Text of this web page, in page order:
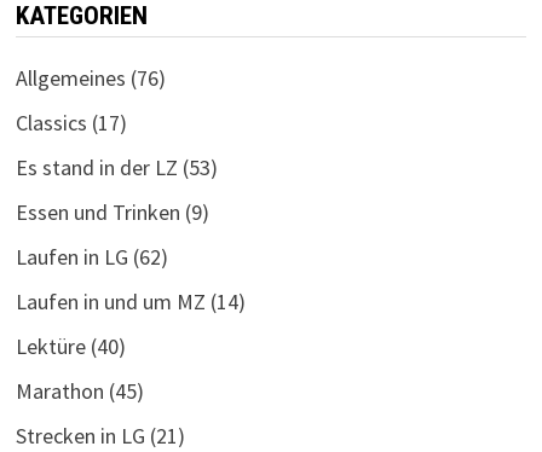
KATEGORIEN
Allgemeines (76)
Classics (17)
Es stand in der LZ (53)
Essen und Trinken (9)
Laufen in LG (62)
Laufen in und um MZ (14)
Lektüre(40)
Marathon (45)
Strecken in LG (21)